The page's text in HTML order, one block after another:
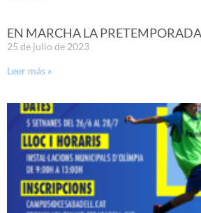
EN MARCHA LA PRETEMPORADA
25 de julio de 2023
Leer más »